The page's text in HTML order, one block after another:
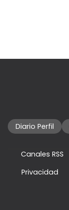
Diario Perfil
Canales RSS
Privacidad